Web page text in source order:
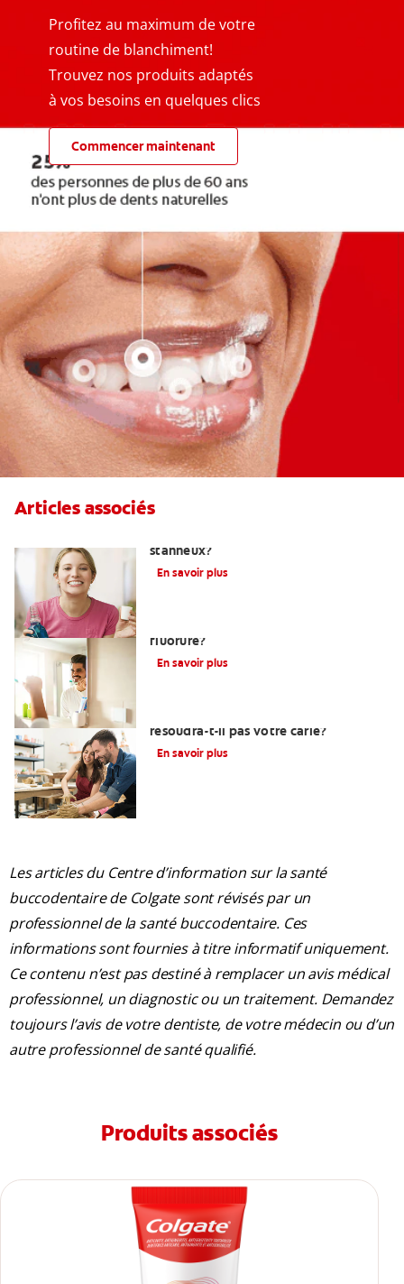
Profitez au maximum de votre
routine de blanchiment!
Trouvez nos produits adaptés
à vos besoins en quelques clics
Commencer maintenant
Articles associés
stanneux?
En savoir plus
fluorure?
En savoir plus
résoudra-t-il pas votre carie?
En savoir plus
Les articles du Centre d’information sur la santé
buccodentaire de Colgate sont révisés par un
professionnel de la santé buccodentaire. Ces
informations sont fournies à titre informatif uniquement.
Ce contenu n’est pas destiné à remplacer un avis médical
professionnel, un diagnostic ou un traitement. Demandez
toujours l’avis de votre dentiste, de votre médecin ou d’un
autre professionnel de santé qualifié.
Produits associés